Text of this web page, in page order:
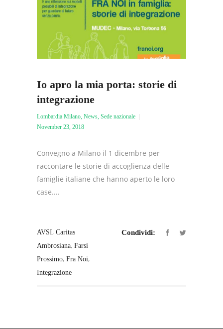
Io apro la mia porta: storie di
integrazione
Lombardia Milano News Sede nazionale
November 23, 2018
Convegno a Milano il 1 dicembre per
raccontare le storie di accoglienza delle
famiglie italiane che hanno aperto le loro
case....
AVSI, Caritas
Ambrosiana, Farsi
Prossimo, Fra Noi,
Integrazione
Condividi: